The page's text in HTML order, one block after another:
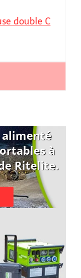
double C
à
Ritelite.